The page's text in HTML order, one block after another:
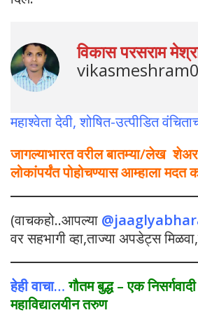
विकास परसराम
महाश्वेता देवी, शोषित-उत्पीडित
जागल्याभारत वरील बातम्या/लेख
लोकांपर्यंत पोहोचण्यास आम्हाला मदत
(वाचकहो..आपल्या
वर सहभागी व्हा,ताज्या अपडेट्स
हेही वाचा…गौतम बुद्ध – एक
महाविद्यालयीन तरुण